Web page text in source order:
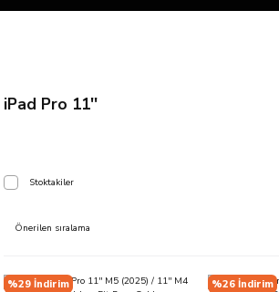
Siparişleriniz
iPad Pro 11''
Stoktakiler
%29 İndirim %26 İndirim